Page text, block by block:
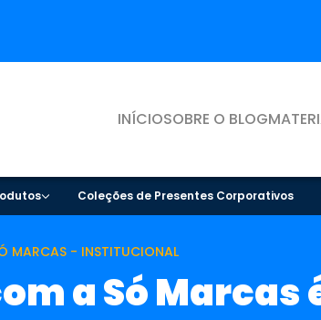
INÍCIOSOBRE O BLOG
Coleções de Presentes Corporativos
MARCAS - INSTITUCIONAL
a Só Marcas